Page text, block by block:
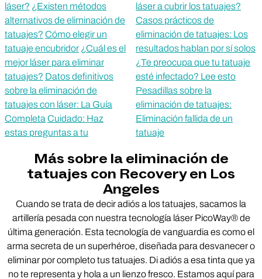
láser? ¿Existen métodos
alternativos de eliminación de
tatuajes? Cómo elegir un
tatuaje encubridor ¿Cuál es el
mejor láser para eliminar
tatuajes? Datos definitivos
sobre la eliminación de
tatuajes con láser: La Guía
Completa Cuidado: Haz
estas preguntas a tu
láser a cubrir los tatuajes?
Casos prácticos de
eliminación de tatuajes: Los
resultados hablan por sí solos
¿Te preocupa que tu tatuaje
esté infectado? Lee esto
Pesadillas sobre la
eliminación de tatuajes:
Eliminación fallida de un
tatuaje
Más sobre la eliminación de
tatuajes con Recovery en Los
Angeles
Cuando se trata de decir adiós a los tatuajes, sacamos la
artillería pesada con nuestra tecnología láser PicoWay® de
última generación. Esta tecnología de vanguardia es como el
arma secreta de un superhéroe, diseñada para desvanecer o
eliminar por completo tus tatuajes. Di adiós a esa tinta que ya
no te representa y hola a un lienzo fresco. Estamos aquí para